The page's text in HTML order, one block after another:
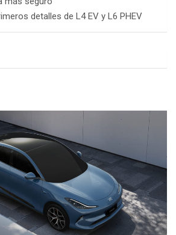
detalles de L4 EV y L6 PHEV